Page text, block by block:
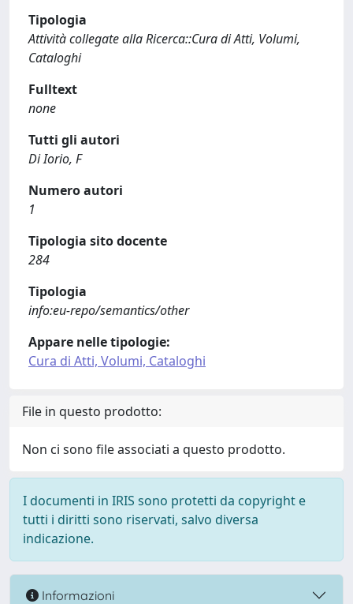
Tipologia
Attività collegate alla Ricerca::Cura di Atti, Volumi,
Cataloghi
Fulltext
none
Tutti gli autori
Di Iorio, F
Numero autori
1
Tipologia sito docente
284
Tipologia
info:eu-repo/semantics/other
Appare nelle tipologie:
Cura di Atti, Volumi, Cataloghi
File in questo prodotto:
Non ci sono file associati a questo prodotto.
I documenti in IRIS sono protetti da copyright e
tutti i diritti sono riservati, salvo diversa
indicazione.
Informazioni